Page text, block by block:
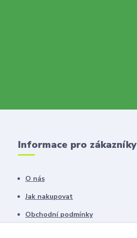
Informace pro zákazníky
O nás
Jak nakupovat
Obchodní podmínky